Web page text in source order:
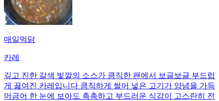
매일먹닭
카레
깊고 진한 갈색 빛깔의 소스가 큼직한 팬에서 보글보글 부드럽
게 끓여진 카레입니다 큼직하게 썰어 넣은 고기가 양념을 가득
머금어 한 눈에 보아도 촉촉하고 부드러운 식감이 고스란히 전